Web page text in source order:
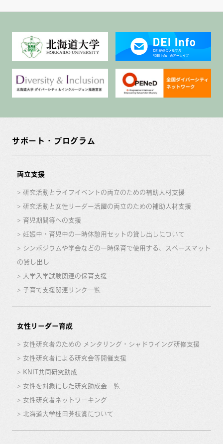
サポート・プログラム
両立支援
研究活動とライフイベントの両立のための補助人材支援
研究活動と女性リーダー活躍の両立のための補助人材支援
育児期間等への支援
妊娠中・育児中の一時休憩用セットの貸し出しについて
シンポジウムや学会などの一時保育で使用する、スペースマット
の貸し出し
大学入学試験関連の保育支援
子育て支援関連リンク一覧
女性リーダー育成
女性研究者のための メンタリング・シャドウイング研修支援
女性研究者による研究会等開催支援
KNIT共同研究助成
女性を対象にした研究助成金一覧
女性研究者ネットワーキング
北海道大学桂田芳枝賞について